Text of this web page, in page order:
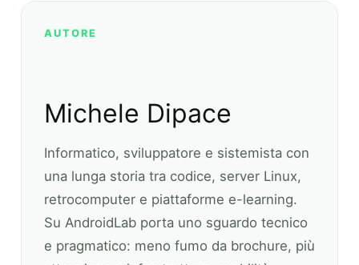
AUTORE
Michele Dipace
Informatico, sviluppatore e sistemista con
una lunga storia tra codice, server Linux,
retrocomputer e piattaforme e-learning.
Su AndroidLab porta uno sguardo tecnico
e pragmatico: meno fumo da brochure, più